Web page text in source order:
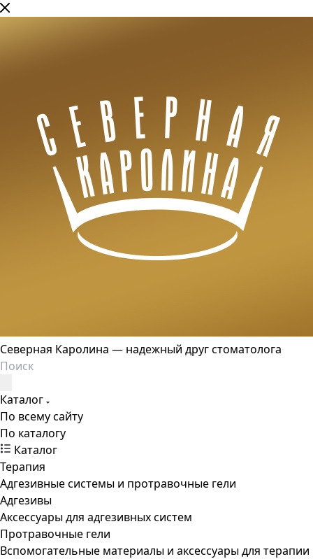
Северная Каролина — надежный друг стоматолога
Каталог
По всему сайту
По каталогу
Каталог
Терапия
Адгезивные системы и протравочные гели
Адгезивы
Аксессуары для адгезивных систем
Протравочные гели
Вспомогательные материалы и аксессуары для терапии